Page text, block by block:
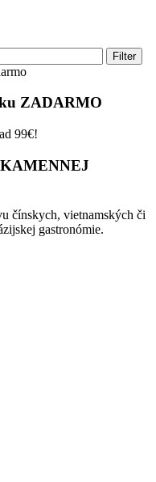
Filter
ZADARMO
99€!
čínskych, vietnamských či
gastronómie.